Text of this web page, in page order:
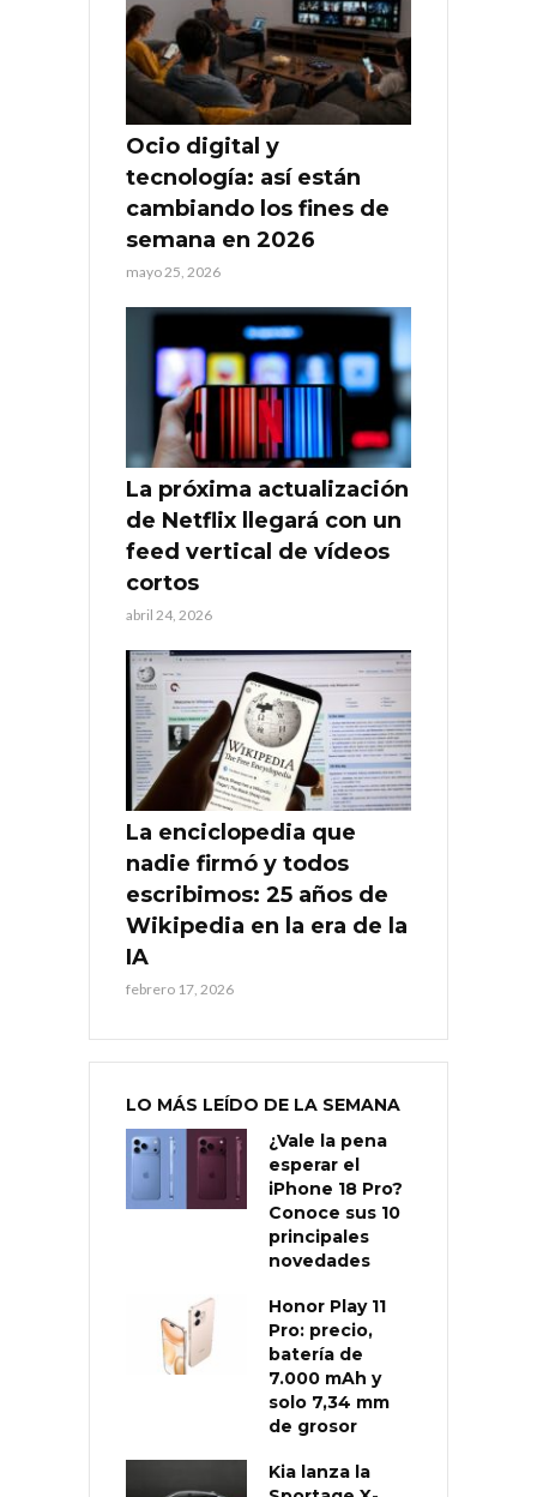
Ocio digital y
tecnología: así están
cambiando los fines de
semana en 2026
mayo 25, 2026
La próxima actualización
de Netflix llegará con un
feed vertical de vídeos
cortos
abril 24, 2026
La enciclopedia que
nadie firmó y todos
escribimos: 25 años de
Wikipedia en la era de la
IA
febrero 17, 2026
LO MÁS LEÍDO DE LA SEMANA
¿Vale la pena
esperar el
iPhone 18 Pro?
Conoce sus 10
principales
novedades
Honor Play 11
Pro: precio,
batería de
7.000 mAh y
solo 7,34 mm
de grosor
Kia lanza la